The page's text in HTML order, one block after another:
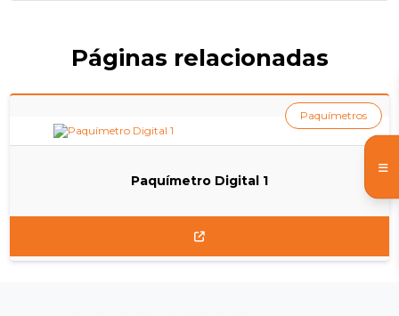
Páginas relacionadas
Paquímetro Digital 1
Paquímetros